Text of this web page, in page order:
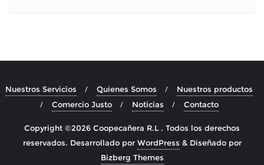
Nuestros Servicios Quienes Somos
Nuestros productos
Comercio Justo
Noticias Contacto
Copyright ©2026 Coopecañera R.L . Todos los derechos
reservados. Desarrollado por WordPress & Diseñado por
Bizberg Themes